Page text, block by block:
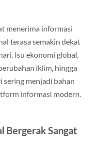
menerima informasi
terasa semakin dekat
Isu ekonomi global,
iklim, hingga
menjadi bahan
informasi modern.
Bergerak Sangat